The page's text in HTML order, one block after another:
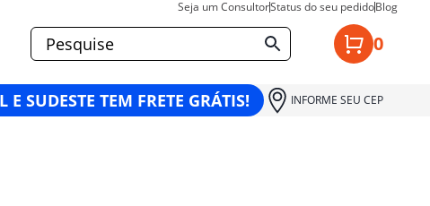
Seja um ConsultorStatus do seu pedidoBlog
0
E SUDESTE TEM FRETE GRÁTIS! INFORME SEU CEP